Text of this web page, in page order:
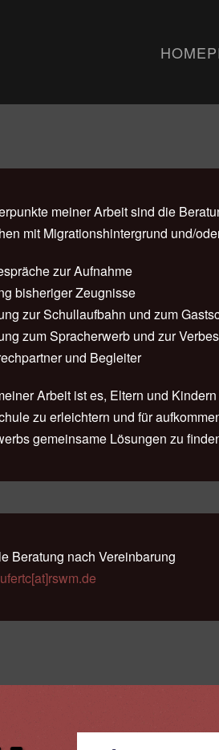
HOME
meiner Arbeit sind die
mit Migrationshintergrund und/
zur Aufnahme
bisheriger Zeugnisse
zur Schullaufbahn und zum
zum Spracherwerb und zur
und Begleiter
Arbeit ist es, Eltern und
zu erleichtern und für
gemeinsame Lösungen zu
Beratung nach Vereinbarung